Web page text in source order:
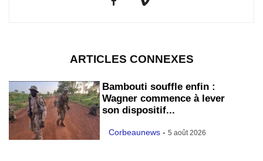
ARTICLES CONNEXES
Bambouti souffle enfin :
Wagner commence à lever
son dispositif...
Corbeaunews - 5 août 2026